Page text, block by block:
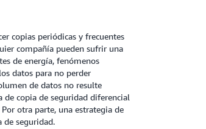
copias periódicas y frecuentes
compañía pueden sufrir una
de energía, fenómenos
datos para no perder
de datos no resulte
de copia de seguridad diferencial
otra parte, una estrategia de
seguridad.